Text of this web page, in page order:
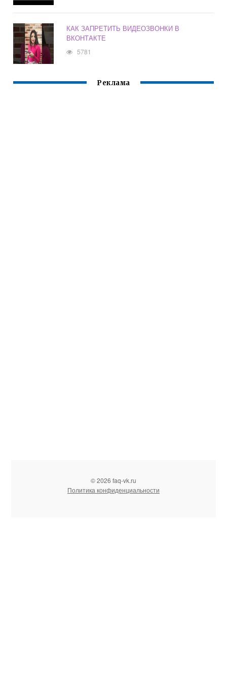
КАК ЗАПРЕТИТЬ ВИДЕОЗВОНКИ В
ВКОНТАКТЕ
5781
Реклама
© 2026 faq-vk.ru
Политика конфиденциальности